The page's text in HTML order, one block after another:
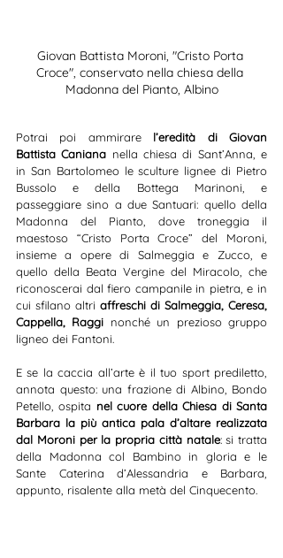
Giovan Battista Moroni, "Cristo Porta
Croce", conservato nella chiesa della
Madonna del Pianto, Albino
Potrai poi ammirare l’eredità di Giovan
Battista Caniana nella chiesa di Sant’Anna, e
in San Bartolomeo le sculture lignee di Pietro
Bussolo e della Bottega Marinoni, e
passeggiare sino a due Santuari: quello della
Madonna del Pianto, dove troneggia il
maestoso “Cristo Porta Croce” del Moroni,
insieme a opere di Salmeggia e Zucco, e
quello della Beata Vergine del Miracolo, che
riconoscerai dal fiero campanile in pietra, e in
cui sfilano altri affreschi di Salmeggia, Ceresa,
Cappella, Raggi nonché un prezioso gruppo
ligneo dei Fantoni.
E se la caccia all’arte è il tuo sport prediletto,
annota questo: una frazione di Albino, Bondo
Petello, ospita nel cuore della Chiesa di Santa
Barbara la più antica pala d’altare realizzata
dal Moroni per la propria città natale: si tratta
della Madonna col Bambino in gloria e le
Sante Caterina d’Alessandria e Barbara,
appunto, risalente alla metà del Cinquecento.